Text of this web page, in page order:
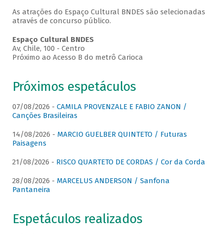
As atrações do Espaço Cultural BNDES são selecionadas
através de concurso público.
Espaço Cultural BNDES
Av, Chile, 100 - Centro
Próximo ao Acesso B do metrô Carioca
Próximos espetáculos
07/08/2026 - CAMILA PROVENZALE E FABIO ZANON /
Canções Brasileiras
14/08/2026 - MARCIO GUELBER QUINTETO / Futuras
Paisagens
21/08/2026 - RISCO QUARTETO DE CORDAS / Cor da Corda
28/08/2026 - MARCELUS ANDERSON / Sanfona
Pantaneira
Espetáculos realizados